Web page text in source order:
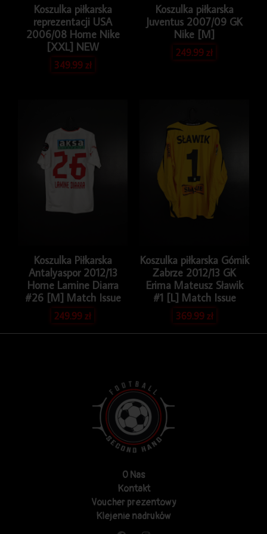
Koszulka piłkarska
reprezentacji USA
2006/08 Home Nike
[XXL] NEW
349.99zł
Koszulka piłkarska
Juventus 2007/09 GK
Nike [M]
249.99zł
Koszulka Piłkarska
Antalyaspor 2012/13
Home Lamine Diarra
#26 [M] Match Issue
249.99zł
Koszulka piłkarska Górnik
Zabrze 2012/13 GK
Erima Mateusz Sławik
#1 [L] Match Issue
369.99zł
O Nas
Kontakt
Voucher prezentowy
Klejenie nadruków